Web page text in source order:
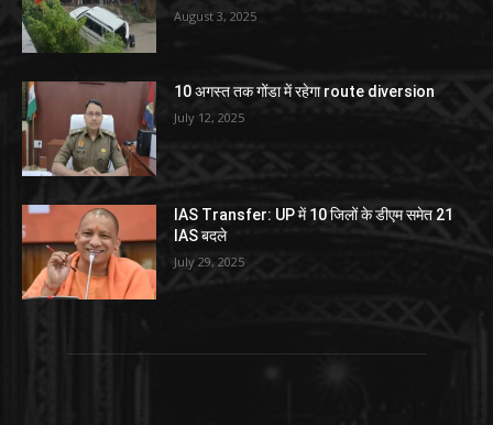
August 3, 2025
10 अगस्त तक गोंडा में रहेगा route diversion
July 12, 2025
IAS Transfer: UP में 10 जिलों के डीएम समेत 21
IAS बदले
July 29, 2025